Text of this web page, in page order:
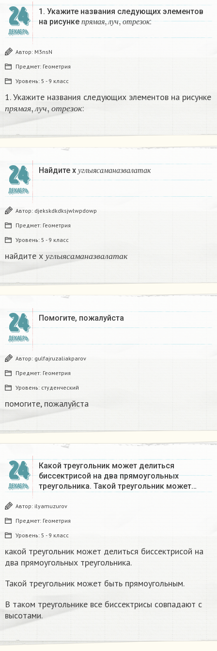
24
ДЕКАБРЬ
1. Укажите названия следующих элементов
на рисунке
прямая л у ч о т р е зо к
прямая,л уч, отрезок
:
Автор: M3nsN
Предмет: Геометрия
Уровень: 5 - 9 класс
1. Укажите названия следующих элементов на рисунке
п рямая л у ч о т р е з о к
пр ямая,луч ,отрезок:
24
ДЕКАБРЬ
Найдите х у гл ыяс ама н а зв ал а т а к
углыясам ан а з алатак
Автор: djekskdkdksjwlwpdowp
Предмет: Геометрия
Уровень: 5 - 9 класс
найдите х у гл ыяс ама н а з в ал а т а к
24
ДЕКАБРЬ
Помогите, пожалуйста ​
Автор: gulfajruzaliakparov
Предмет: Геометрия
Уровень: студенческий
помогите, пожалуйста ​
24
ДЕКАБРЬ
Какой треугольник может делиться
биссектрисой на два прямоугольных
треугольника. Такой треугольник может…
Автор: ilyamuzurov
Предмет: Геометрия
Уровень: 5 - 9 класс
какой треугольник может делиться биссектрисой на
два прямоугольных треугольника.
Такой треугольник может быть прямоугольным.
В таком треугольнике все биссектрисы совпадают с
высотами.